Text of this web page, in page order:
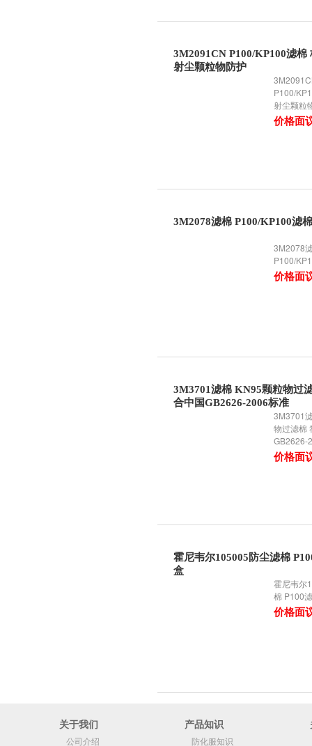
3M2091CN P100/KP100滤棉
射尘颗粒物防护
P100/
射尘颗粒
价格面
3M2078滤棉 P100/KP100滤棉
3M2078
P100/
价格面
3M3701滤棉 KN95颗粒物过
合中国GB2626-2006标准
3M3701
物过滤棉
GB2626-
价格面
霍尼韦尔105005防尘滤棉
盒
霍尼韦尔
棉 P100
价格面
关于我们
公司介绍
产品知识
防化服知识